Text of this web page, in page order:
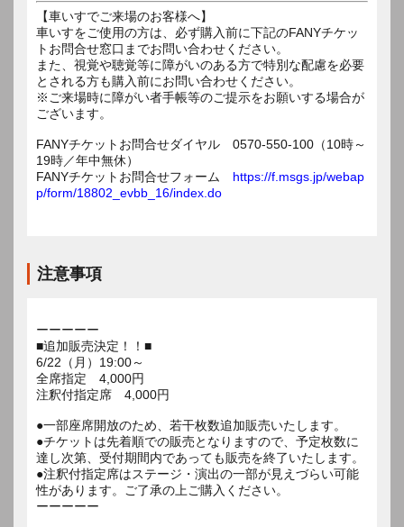
【車いすでご来場のお客様へ】
車いすをご使用の方は、必ず購入前に下記のFANYチケッ
トお問合せ窓口までお問い合わせください。
また、視覚や聴覚等に障がいのある方で特別な配慮を必要
とされる方も購入前にお問い合わせください。
※ご来場時に障がい者手帳等のご提示をお願いする場合が
ございます。
FANYチケットお問合せダイヤル 0570-550-100（10時～
19時／年中無休）
FANYチケットお問合せフォーム https://f.msgs.jp/webap
p/form/18802_evbb_16/index.do
注意事項
ーーーーー
■追加販売決定！！■
6/22（月）19:00～
全席指定 4,000円
注釈付指定席 4,000円
●一部座席開放のため、若干枚数追加販売いたします。
●チケットは先着順での販売となりますので、予定枚数に
達し次第、受付期間内であっても販売を終了いたします。
●注釈付指定席はステージ・演出の一部が見えづらい可能
性があります。ご了承の上ご購入ください。
ーーーーー